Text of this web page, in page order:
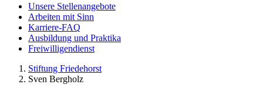
Unsere Stellenangebote
Arbeiten mit Sinn
Karriere-FAQ
Ausbildung und Praktika
Freiwilligendienst
Stiftung Friedehorst
Sven Bergholz